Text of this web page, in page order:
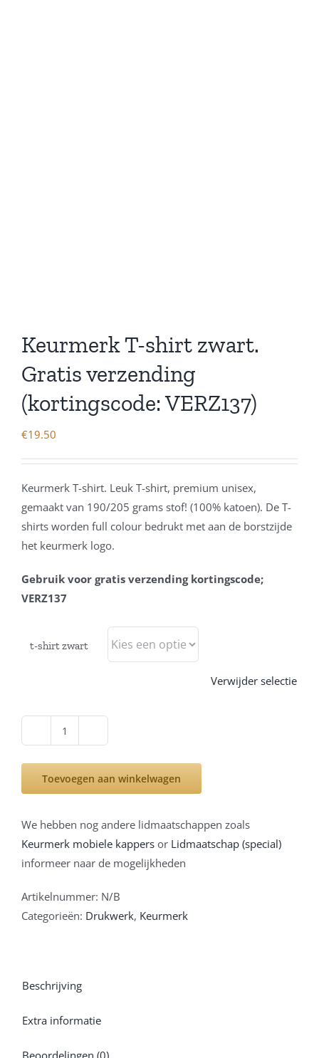
Keurmerk T-shirt zwart.
Gratis verzending
(kortingscode: VERZ137)
€19.50
Keurmerk T-shirt. Leuk T-shirt, premium unisex,
gemaakt van 190/205 grams stof! (100% katoen). De T-
shirts worden full colour bedrukt met aan de borstzijde
het keurmerk logo.
Gebruik voor gratis verzending kortingscode;
VERZ137
t-shirt zwart
Verwijder selectie
Keurmerk
shirt
zwart.
verzending
(kortingscode:
aantal
Toevoegen aan winkelwagen
We hebben nog andere lidmaatschappen zoals
Keurmerk mobiele kappers or Lidmaatschap (special)
informeer naar de mogelijkheden
Artikelnummer: N/B
Categorieën: Drukwerk, Keurmerk
Beschrijving
Extra informatie